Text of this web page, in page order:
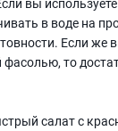
вы
в воде на
Если же
фасолью, то
салат с